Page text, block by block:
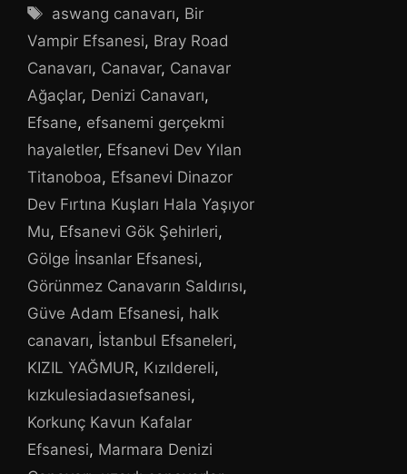
Etiketler
aswang canavarı, Bir
Vampir Efsanesi, Bray Road
Canavarı, Canavar, Canavar
Ağaçlar, Denizi Canavarı,
Efsane, efsanemi gerçekmi
hayaletler, Efsanevi Dev Yılan
Titanoboa, Efsanevi Dinazor
Dev Fırtına Kuşları Hala Yaşıyor
Mu, Efsanevi Gök Şehirleri,
Gölge İnsanlar Efsanesi,
Görünmez Canavarın Saldırısı,
Güve Adam Efsanesi, halk
canavarı, İstanbul Efsaneleri,
KIZIL YAĞMUR, Kızıldereli,
kızkulesiadasıefsanesi,
Korkunç Kavun Kafalar
Efsanesi, Marmara Denizi